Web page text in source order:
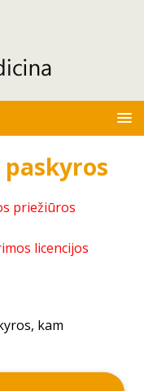
priežiūros
licencijos
kam